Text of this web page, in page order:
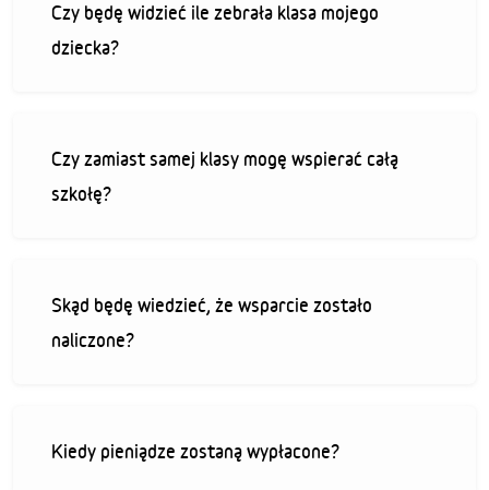
Czy będę widzieć ile zebrała klasa mojego
dziecka?
Czy zamiast samej klasy mogę wspierać całą
szkołę?
Skąd będę wiedzieć, że wsparcie zostało
naliczone?
Kiedy pieniądze zostaną wypłacone?